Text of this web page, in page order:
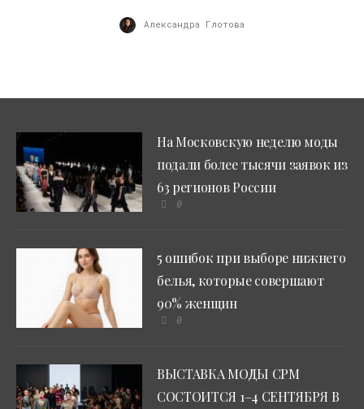
Александра Глотова
На Московскую неделю моды
подали более тысячи заявок из
63 регионов России
0
5 ошибок при выборе нижнего
белья, которые совершают
90% женщин
0
ВЫСТАВКА МОДЫ CPM
СОСТОИТСЯ 1–4 СЕНТЯБРЯ В